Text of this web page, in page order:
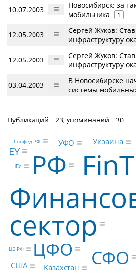
10.07.2003
Новосибирск: за
мобильника
1
12.05.2003
Сергей Жуков:
инфраструктуру
12.05.2003
Сергей Жуков:
инфраструктуру
03.04.2003
В Новосибирске
системы
Публикаций - 23, упоминаний - 30
сектор
РФ
ЦФО СФО
EY
США Казахстан
Украина
УФО
ЦБ РФ
НГУ
Совфед РФ